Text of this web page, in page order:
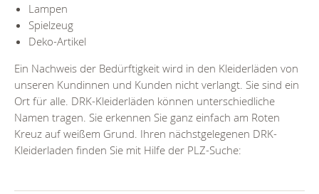
Lampen
Spielzeug
Deko-Artikel
Ein Nachweis der Bedürftigkeit wird in den Kleiderläden von
unseren Kundinnen und Kunden nicht verlangt. Sie sind ein
Ort für alle. DRK-Kleiderläden können unterschiedliche
Namen tragen. Sie erkennen Sie ganz einfach am Roten
Kreuz auf weißem Grund. Ihren nächstgelegenen DRK-
Kleiderladen finden Sie mit Hilfe der PLZ-Suche: